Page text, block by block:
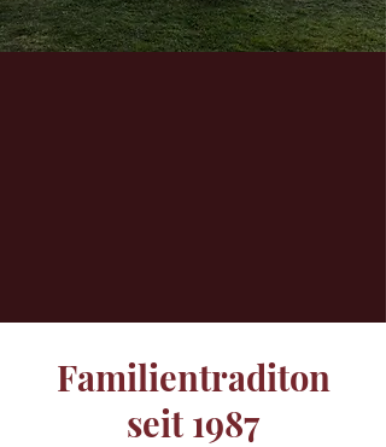
Familientraditon
seit 1987